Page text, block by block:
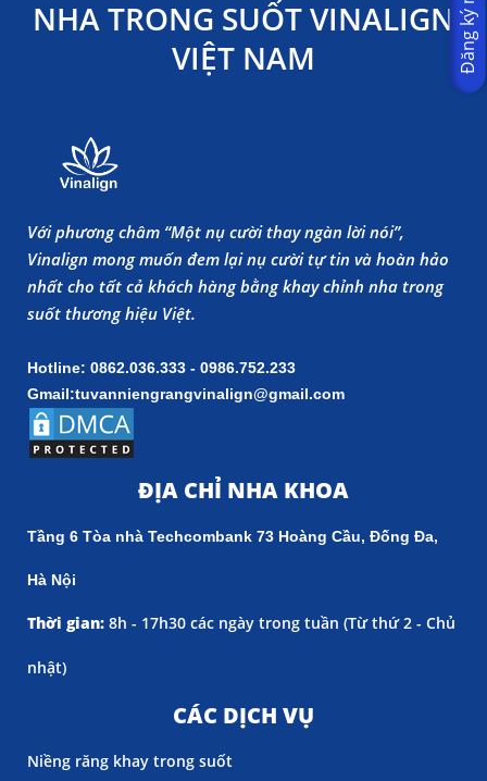
NHA TRONG SUỐT VINALIGN
VIỆT NAM
Với phương châm “Một nụ cười thay ngàn lời nói”,
Vinalign mong muốn đem lại nụ cười tự tin và hoàn hảo
nhất cho tất cả khách hàng bằng khay chỉnh nha trong
suốt thương hiệu Việt.
Hotline: 0862.036.333 - 0986.752.233
Gmail:tuvanniengrangvinalign@gmail.com
ĐỊA CHỈ NHA KHOA
Tầng 6 Tòa nhà Techcombank 73 Hoàng Cầu, Đống Đa,
Hà Nội
Thời gian: 8h - 17h30 các ngày trong tuần (Từ thứ 2 - Chủ
nhật)
CÁC DỊCH VỤ
Niềng răng khay trong suốt